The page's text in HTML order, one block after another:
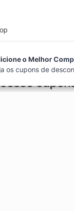
o Melhor
os cupons de